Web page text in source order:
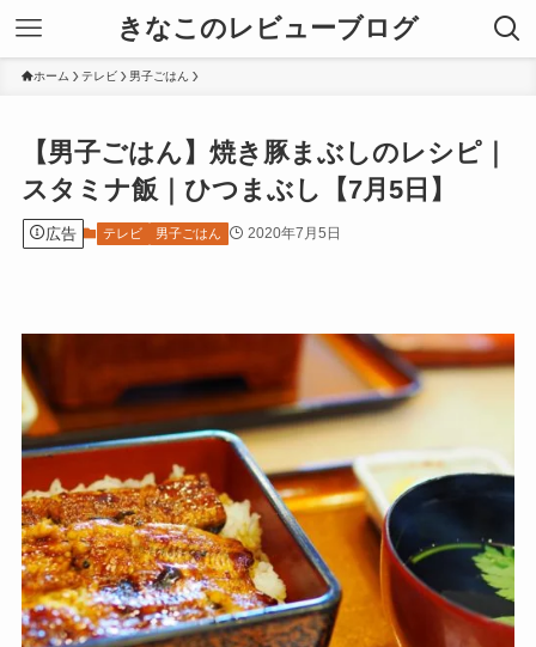
きなこのレビューブログ
ホーム テレビ 男子ごはん
【男子ごはん】焼き豚まぶしのレシピ｜
スタミナ飯｜ひつまぶし【7月5日】
広告 テレビ 男子ごはん 2020年7月5日